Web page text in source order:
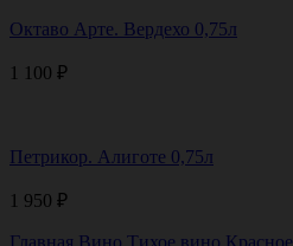
Октаво Арте. Вердехо 0,75л
1 100 ₽
Петрикор. Алиготе 0,75л
1 950 ₽
Главная Вино Тихое вино Красное